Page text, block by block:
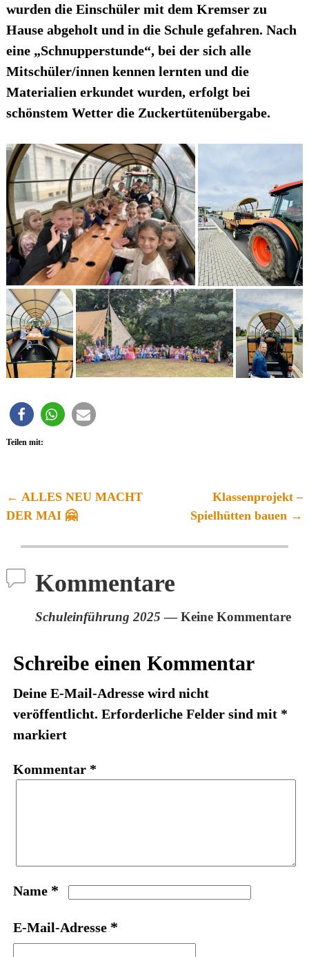
wurden die Einschüler mit dem Kremser zu
Hause abgeholt und in die Schule gefahren. Nach
eine „Schnupperstunde“, bei der sich alle
Mitschüler/innen kennen lernten und die
Materialien erkundet wurden, erfolgt bei
schönstem Wetter die Zuckertütenübergabe.
Teilen mit:
Artikelnavigation
← ALLES NEU MACHT
DER MAI 🤗
Klassenprojekt –
Spielhütten bauen →
Kommentare
Schuleinführung 2025 — Keine Kommentare
Schreibe einen Kommentar
Deine E-Mail-Adresse wird nicht
veröffentlicht. Erforderliche Felder sind mit *
markiert
Kommentar *
Name *
E-Mail-Adresse *